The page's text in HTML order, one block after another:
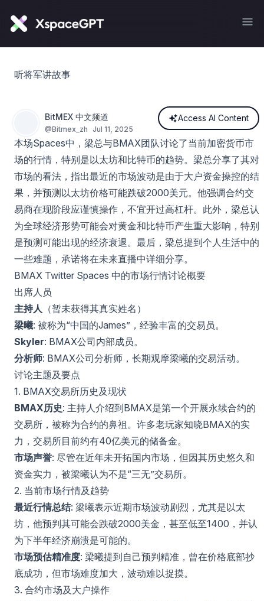
听将军讲故事
BitMEX 中文频道
@Bitmex_zh Jul 11, 2025
Access AI Content
本场Spaces中，梁总与BMAX团队讨论了当前加密货币市
场的行情，特别是以太坊和比特币的趋势。梁总分享了其对
市场的看法，指出最近的市场波动是由于大户资金操控的结
果，并预测以太坊价格可能跌破2000美元。他强调合约交
易商在现阶段应谨慎操作，不宜开过高杠杆。此外，梁总认
为全球经济形势可能会对黄金和比特币产生重大影响，特别
是预测可能出现的经济衰退。最后，梁总提到个人生活中的
一些难题，承诺将在未来直播中详细分享。
BMAX Twitter Spaces 中的市场行情讨论概要
出席人员
主持人 （暂未获得其真实姓名）
梁曦: 被称为“中国的James”，经验丰富的交易员。
Skyler: BMAX公司内部成员。
分析师: BMAX公司分析师，长期观摩梁曦的交易活动。
讨论主题及要点
1. BMAX交易所历史及现状
BMAX历史: 主持人介绍到BMAX是第一个开展永续合约的
交易所，被称为合约的鼻祖。许多老玩家知晓BMAX的实
力，交易所目前约有40亿美元的储备金。
市场声誉: 尽管在近年未开拓国内市场，但因其历史悠久和
资金实力，被梁曦认为不是“三无”交易所。
2. 当前市场行情及趋势
最近行情总结: 梁曦表示近期市场波动剧烈，尤其是以太
坊，他预判其可能会跌破2000美金，甚至低至1400，并认
为下半年经济崩溃是可能的。
市场预估精准度: 梁曦提到自己预判精准，曾在价格底部抄
底成功，但市场难度加大，波动难以捉摸。
3. 合约市场及大户操作